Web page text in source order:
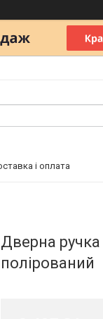
і оплата
Дверна
полірований